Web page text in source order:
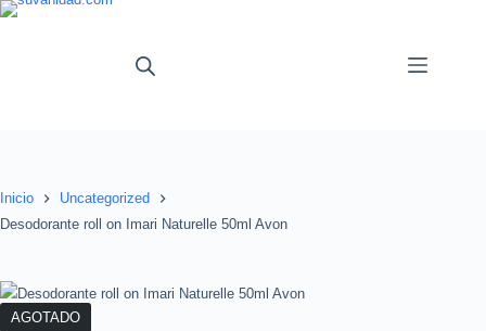
Saltar
Inicio
Uncategorized
Desodorante roll on Imari Naturelle 50ml Avon
AGOTADO